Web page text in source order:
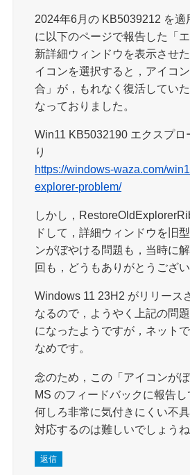
2024年6月の KB5039212 を適
に以下のページで報告した「
新詳細ウィンドウを表示させ
イコンを選択すると，アイコ
合」が，もれなく復活してい
なっておりました。
Win11 KB5032190 エクスプロ
り
https://windows-waza.com/
explorer-problem/
しかし，
ドして，詳細ウィンドウを旧
ンがぼやける問題も，当時に
回も，どうもありがとうござ
Windows 11 23H2 がリリース
なるので，ようやく上記の問
になったようですが，ネット
なめです。
念のため，この「アイコンが
MS のフィードバックに報告し
何しろ非常に気付きにくい不
対応するのは難しいでしょうね
返信